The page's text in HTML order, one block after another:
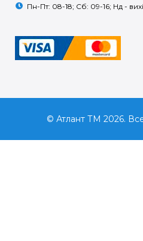
Пн-Пт: 08-18; Сб: 09-16; Нд -
© Атлант ТМ 2026.